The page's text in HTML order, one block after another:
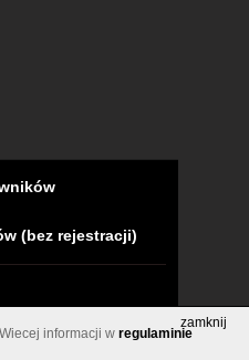
(bez rejestracji)
zamknij
informacji w regulaminie